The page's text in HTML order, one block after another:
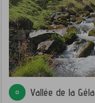
Vallée de la Géla